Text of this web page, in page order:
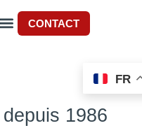
CONTACT
1986
FR